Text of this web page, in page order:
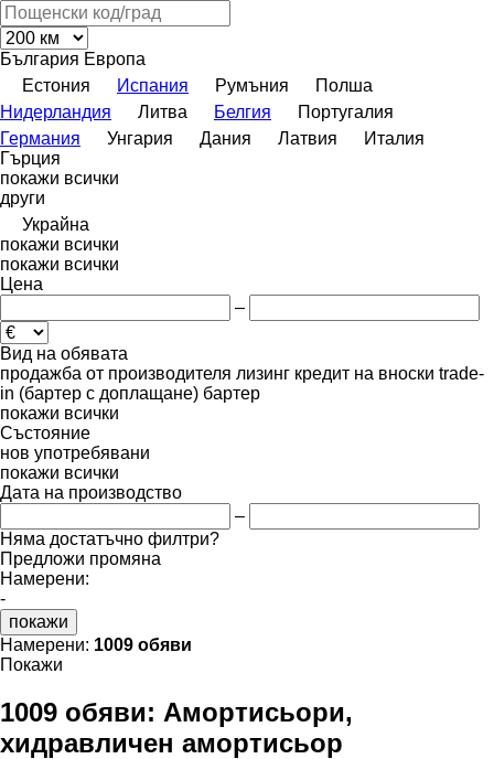
България Европа
Естония
Испания Румъния
Полша
Нидерландия
Литва Белгия
Португалия
Германия
Унгария Дания Латвия
Италия
Гърция
покажи всички
други
Украйна
покажи всички
покажи всички
Цена
–
Вид на обявата
продажба от производителя лизинг кредит на вноски trade-
in (бартер с доплащане) бартер
покажи всички
Състояние
нов употребявани
покажи всички
Дата на производство
–
Няма достатъчно филтри?
Предложи промяна
Намерени:
-
покажи
Намерени: 1009 обяви
Покажи
1009 обяви: Амортисьори,
хидравличен амортисьор